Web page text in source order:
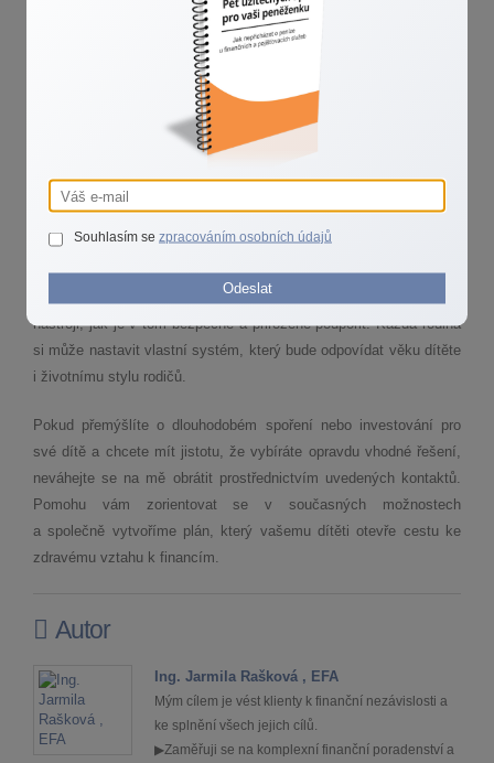
potřeby zablokovat kartu, většinou pohodlně přes mobilní aplikaci.
Pro dítě je to bezpečné a přehledné prostředí, ve kterém si může
vyzkoušet, jaké to je platit kartou v obchodě nebo online.
U mladších dětí je vhodné mít nad účtem větší dohled, starším
pak postupně dávat větší volnost. V obou případech ale platí, že
dětská karta není jen technická pomůcka. Je to výukový nástroj,
zachází zodpovědně.
Finanční výchova nezačíná až v dospělosti, právě naopak. Čím
dříve děti pochopí, jak peníze fungují, tím lépe se s nimi naučí
zacházet. Kapesné, drobné chyby, ale i první karta jsou výbornými
nástroji, jak je v tom bezpečně a přirozeně podpořit. Každá rodina
si může nastavit vlastní systém, který bude odpovídat věku dítěte
i životnímu stylu rodičů.
Pokud přemýšlíte o dlouhodobém spoření nebo investování pro
své dítě a chcete mít jistotu, že vybíráte opravdu vhodné řešení,
neváhejte se na mě obrátit prostřednictvím uvedených kontaktů.
Pomohu vám zorientovat se v současných možnostech
a společně vytvoříme plán, který vašemu dítěti otevře cestu ke
zdravému vztahu k financím.
Autor
Ing. Jarmila Rašková , EFA
Mým cílem je vést klienty k finanční nezávislosti a
ke splnění všech jejich cílů.
▶Zaměřuji se na komplexní finanční poradenství a
Souhlasím se zpracováním osobních údajů
Odeslat